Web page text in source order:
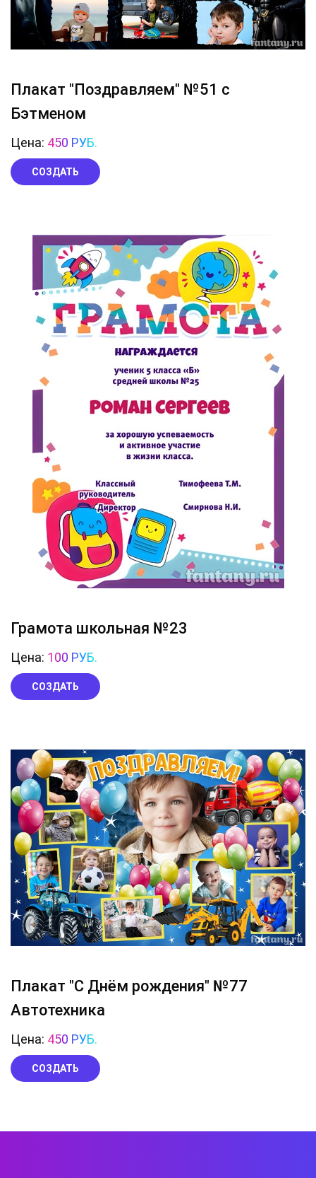
Плакат "Поздравляем" №51 с
Бэтменом
Цена: 450 РУБ.
СОЗДАТЬ
Грамота школьная №23
Цена: 100 РУБ.
СОЗДАТЬ
Плакат "С Днём рождения" №77
Автотехника
Цена: 450 РУБ.
СОЗДАТЬ